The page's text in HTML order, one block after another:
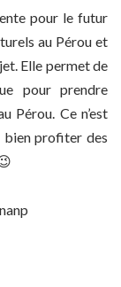
pour le futur
au Pérou et
Elle permet de
pour prendre
Pérou. Ce n’est
bien profiter des